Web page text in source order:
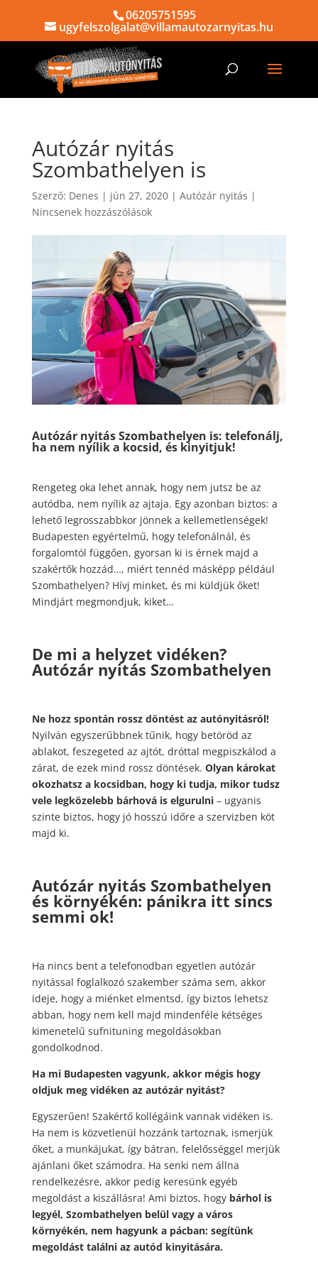
06205751595
ugyfelszolgalat@villamautozarnyitas.hu
Autózár nyitás
Szombathelyen is
Szerző: Denes | jún 27, 2020| Autózár nyitás |
Nincsenek hozzászólások
Autózár nyitás Szombathelyen is: telefonálj,
ha nem nyílik a kocsid, és kinyitjuk!
Rengeteg oka lehet annak, hogy nem jutsz be az
autódba, nem nyílik az ajtaja. Egy azonban biztos: a
lehető legrosszabbkor jönnek a kellemetlenségek!
Budapesten egyértelmű, hogy telefonálnál, és
forgalomtól függően, gyorsan ki is érnek majd a
szakértők hozzád…, miért tennéd másképp például
Szombathelyen? Hívj minket, és mi küldjük őket!
Mindjárt megmondjuk, kiket…
De mi a helyzet vidéken?
Autózár nyitás Szombathelyen
Ne hozz spontán rossz döntést az autónyitásról!
Nyilván egyszerűbbnek tűnik, hogy betöröd az
ablakot, feszegeted az ajtót, dróttal megpiszkálod a
zárat, de ezek mind rossz döntések. Olyan károkat
okozhatsz a kocsidban, hogy ki tudja, mikor tudsz
vele legközelebb bárhová is elgurulni– ugyanis
szinte biztos, hogy jó hosszú időre a szervizben köt
majd ki.
Autózár nyitás Szombathelyen
és környékén: pánikra itt sincs
semmi ok!
Ha nincs bent a telefonodban egyetlen autózár
nyitással foglalkozó szakember száma sem, akkor
ideje, hogy a miénket elmentsd, így biztos lehetsz
abban, hogy nem kell majd mindenféle kétséges
kimenetelű sufnituning megoldásokban
gondolkodnod.
Ha mi Budapesten vagyunk, akkor mégis hogy
oldjuk meg vidéken az autózár nyitást?
Egyszerűen! Szakértő kollégáink vannak vidéken is.
Ha nem is közvetlenül hozzánk tartoznak, ismerjük
őket, a munkájukat, így bátran, felelősséggel merjük
ajánlani őket számodra. Ha senki nem állna
rendelkezésre, akkor pedig keresünk egyéb
megoldást a kiszállásra! Ami biztos, hogy bárhol is
legyél, Szombathelyen belül vagy a város
környékén, nem hagyunk a pácban: segítünk
megoldást találni az autód kinyitására.